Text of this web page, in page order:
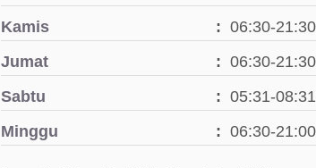
Kamis
06:30-21:30
Jumat
06:30-21:30
Sabtu
05:31-08:31
Minggu
06:30-21:00